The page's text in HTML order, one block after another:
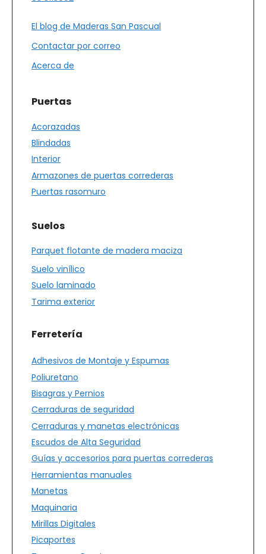
El blog de Maderas San Pascual
Contactar por correo
Acerca de
Puertas
Acorazadas
Blindadas
Interior
Armazones de puertas correderas
Puertas rasomuro
Suelos
Parquet flotante de madera maciza
Suelo vinílico
Suelo laminado
Tarima exterior
Ferretería
Adhesivos de Montaje y Espumas
Poliuretano
Bisagras y Pernios
Cerraduras de seguridad
Cerraduras y manetas electrónicas
Escudos de Alta Seguridad
Guías y accesorios para puertas correderas
Herramientas manuales
Manetas
Maquinaria
Mirillas Digitales
Picaportes